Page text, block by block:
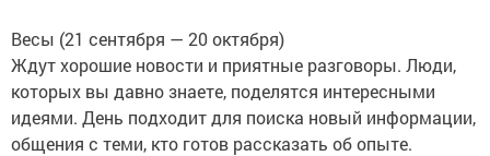
Весы (21 сентября — 20 октября)
Ждут хорошие новости и приятные разговоры. Люди,
которых вы давно знаете, поделятся интересными
идеями. День подходит для поиска новый информации,
общения с теми, кто готов рассказать об опыте.